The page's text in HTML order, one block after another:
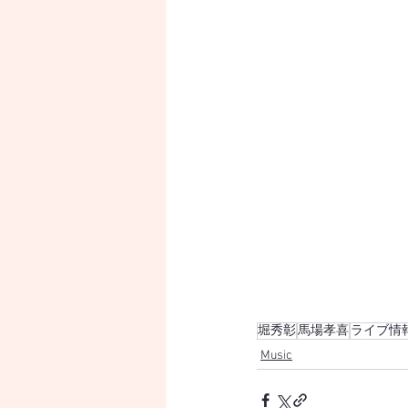
堀秀彰馬場孝喜ライブ情
Music